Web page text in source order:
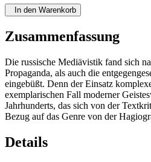
In den Warenkorb
Zusammenfassung
Die russische Mediävistik fand sich
Propaganda, als auch die
eingebüßt. Denn der Einsatz
exemplarischen Fall moderner
Jahrhunderts, das sich von der
Bezug auf das Genre von der
Details